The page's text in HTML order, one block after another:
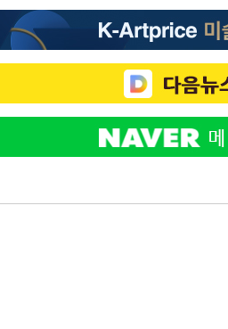
노원서 40.1도 관측…서울, 2018년 이후
]종합특검, '계엄 수용공간 확보' 신용해 前
압수수색에 성접대 파문까지…'쑥대밭' 된
제합리화위원회 부위원장에 김태유 서
]국힘 윤리위, '돌려차기 발언' 진종오·서범
7월 중국 수출 23.9%↑ 수입 27.5%↑…
합특검, '관저이전 봐주기 감사' 유병호 구